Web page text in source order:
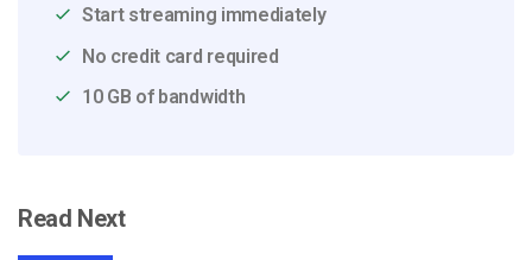
Start streaming immediately
No credit card required
10 GB of bandwidth
Read Next